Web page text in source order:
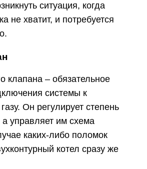
ситуация, когда
не хватит, и потребуется
клапана – обязательное
системы к
Он регулирует степень
управляет им схема
каких-либо поломок
котел сразу же